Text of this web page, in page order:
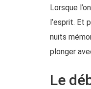
Lorsque
l’esprit. Et
nuits
plonger
Le